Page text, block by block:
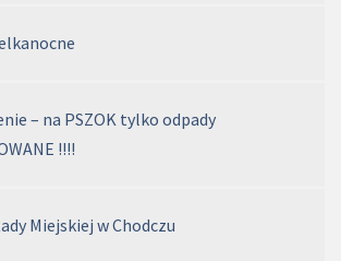
– na PSZOK tylko odpady
!!!!
Miejskiej w Chodczu